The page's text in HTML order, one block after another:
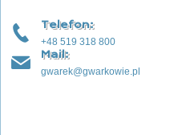
Telefon:
+48 519 318 800
Mail:
gwarek@gwarkowie.pl